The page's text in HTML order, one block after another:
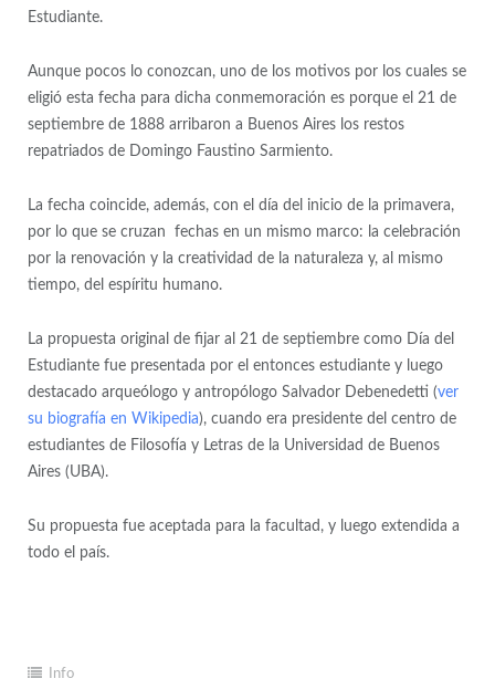
Estudiante.
Aunque pocos lo conozcan, uno de los motivos por los cuales se
eligió esta fecha para dicha conmemoración es porque el 21 de
septiembre de 1888 arribaron a Buenos Aires los restos
repatriados de Domingo Faustino Sarmiento.
La fecha coincide, además, con el día del inicio de la primavera,
por lo que se cruzan fechas en un mismo marco: la celebración
por la renovación y la creatividad de la naturaleza y, al mismo
tiempo, del espíritu humano.
La propuesta original de fijar al 21 de septiembre como Día del
Estudiante fue presentada por el entonces estudiante y luego
destacado arqueólogo y antropólogo Salvador Debenedetti (ver
su biografía en Wikipedia), cuando era presidente del centro de
estudiantes de Filosofía y Letras de la Universidad de Buenos
Aires (UBA).
Su propuesta fue aceptada para la facultad, y luego extendida a
todo el país.
Info